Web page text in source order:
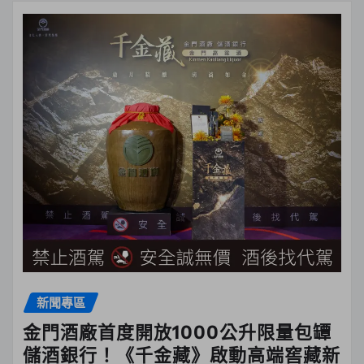
新聞專區
金門酒廠首度開放1000公升限量包罈
儲酒銀行！《千金藏》啟動高端窖藏新